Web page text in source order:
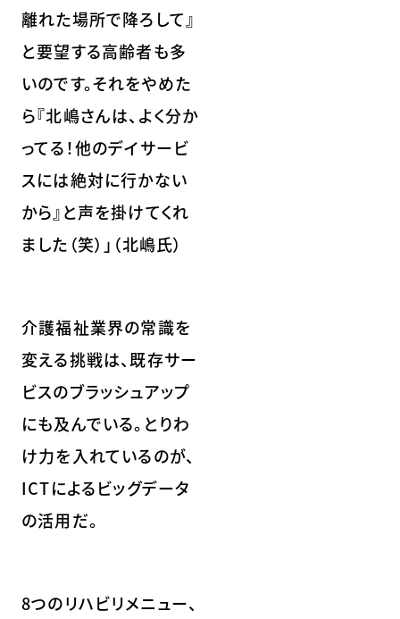
離れた場所で降ろして』
と要望する高齢者も多
いのです。それをやめた
ら『北嶋さんは、よく分か
ってる！他のデイサービ
スには絶対に行かない
から』と声を掛けてくれ
ました（笑）」（北嶋氏）
介護福祉業界の常識を
変える挑戦は、既存サー
ビスのブラッシュアップ
にも及んでいる。とりわ
け力を入れているのが、
ICTによるビッグデータ
の活用だ。
8つのリハビリメニュー、